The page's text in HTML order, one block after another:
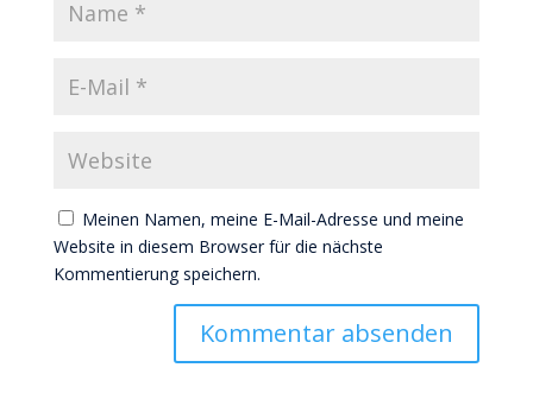
Meinen Namen, meine E-Mail-Adresse und meine
Website in diesem Browser für die nächste
Kommentierung speichern.